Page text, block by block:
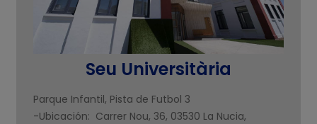
Seu Universitària
Parque Infantil, Pista de Futbol 3
-Ubicación: Carrer Nou, 36, 03530 La Nucia,